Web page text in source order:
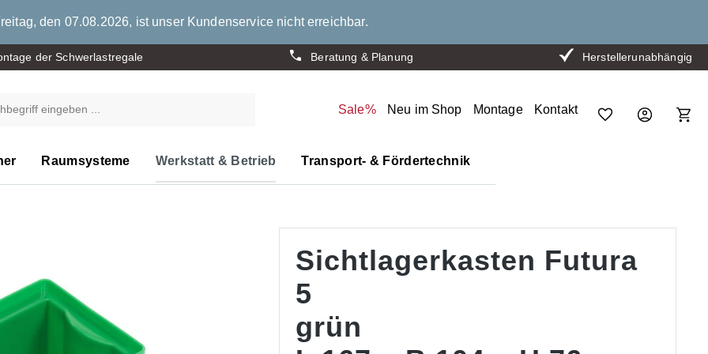
den 07.08.2026, ist unser Kundenservice nicht erreichbar.
der Schwerlastregale Beratung & Planung Herstellerunabhängig
Sale% Neu im Shop Montage Kontakt
Raumsysteme Werkstatt & Betrieb Transport- & Fördertechnik
Sichtlagerkasten Futura
5
grün